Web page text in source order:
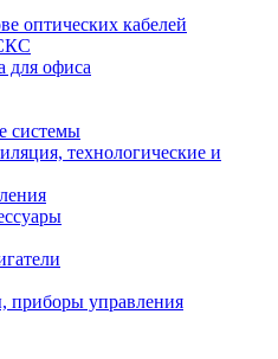
оптических кабелей
для офиса
системы
технологические и
приборы управления